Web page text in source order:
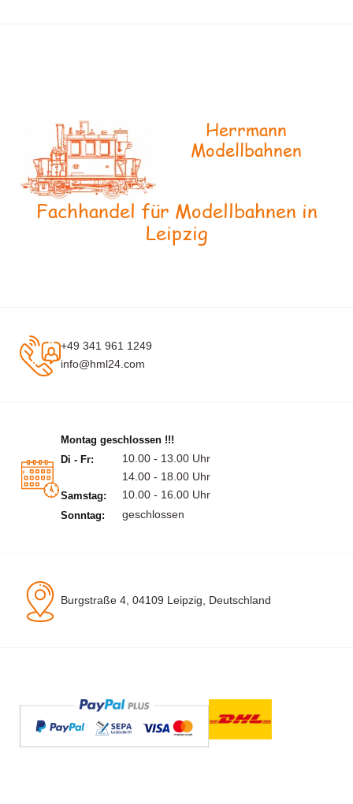
Herrmann
Modellbahnen
Fachhandel für Modellbahnen in
Leipzig
+49 341 961 1249
info@hml24.com
Montag geschlossen !!!
Di - Fr:
10.00 - 13.00 Uhr
14.00 - 18.00 Uhr
Samstag: 10.00 - 16.00 Uhr
Sonntag: geschlossen
Burgstraße 4, 04109 Leipzig, Deutschland